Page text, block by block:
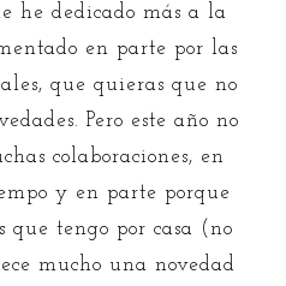
he dedicado más a la
en parte por las
que quieras que no
Pero este año no
colaboraciones, en
y en parte porque
que tengo por casa (no
mucho una novedad